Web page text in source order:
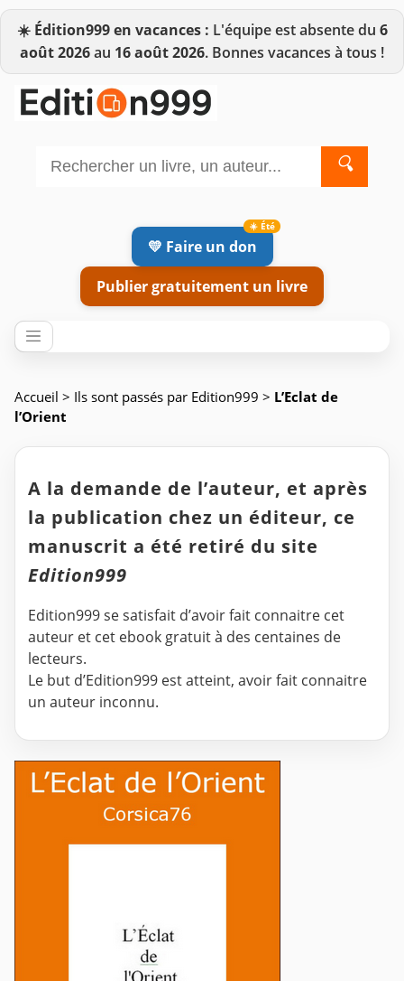
☀️ Édition999 en vacances : L'équipe est absente du 6
août 2026au 16 août 2026. Bonnes vacances à tous !
🔍
💛 Faire un don
Publier gratuitement un livre
Accueil > Ils sont passés par Edition999 > L’Eclat de
l’Orient
A la demande de l’auteur, et après
la publication chez un éditeur, ce
manuscrit a été retiré du site
Edition999
Edition999 se satisfait d’avoir fait connaitre cet
auteur et cet ebook gratuit à des centaines de
lecteurs.
Le but d’Edition999 est atteint, avoir fait connaitre
un auteur inconnu.